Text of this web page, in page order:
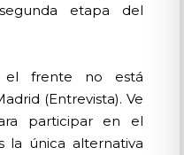
etapa del
el frente no está
(Entrevista). Ve
participar en el
la única alternativa